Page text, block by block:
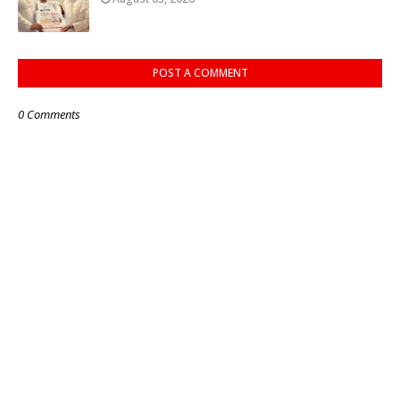
POST A COMMENT
0 Comments